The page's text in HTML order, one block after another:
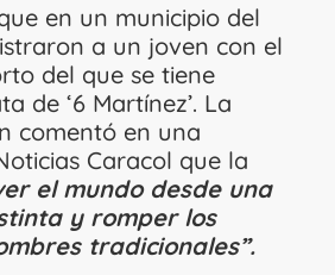
en un municipio del
a un joven con el
del que se tiene
de ‘6 Martínez’. La
comentó en una
Caracol que la
el mundo desde una
y romper los
tradicionales”.